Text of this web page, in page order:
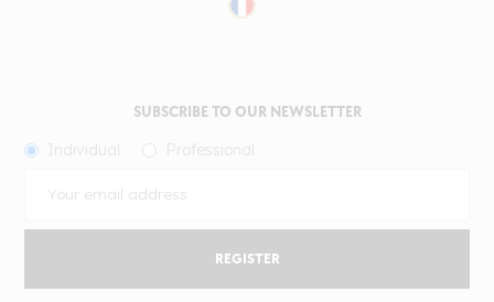
SUBSCRIBE TO OUR NEWSLETTER
REGISTER